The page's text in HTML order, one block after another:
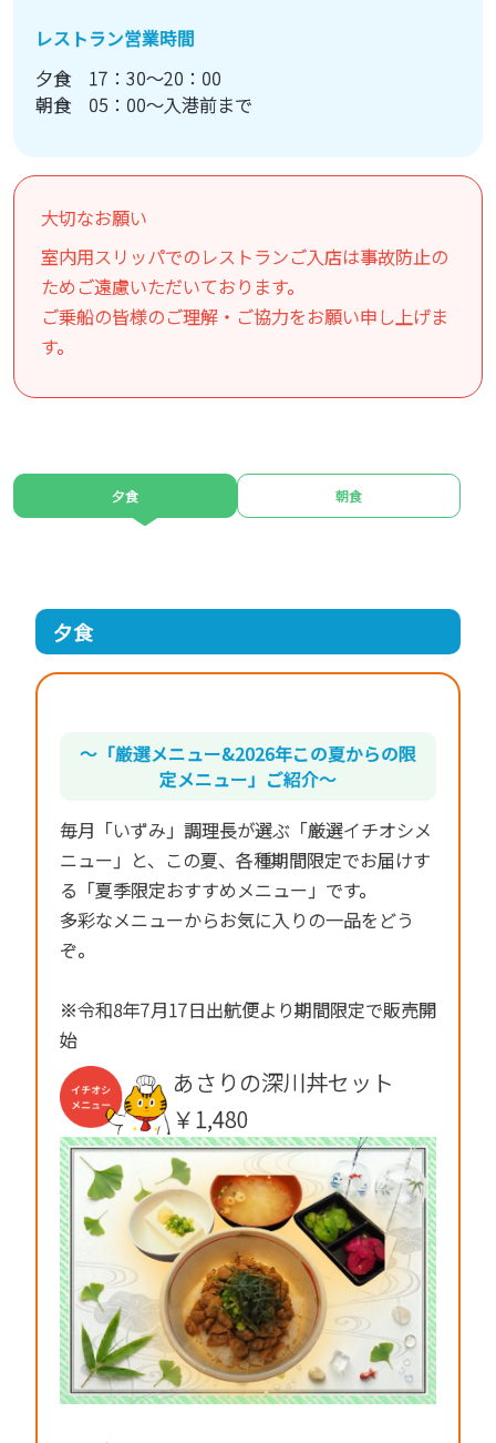
レストラン営業時間
夕食 17：30～20：00
朝食 05：00～入港前まで
大切なお願い
室内用スリッパでのレストランご入店は事故防止の
ためご遠慮いただいております。
ご乗船の皆様のご理解・ご協力をお願い申し上げま
す。
夕食 朝食
夕食
～「厳選メニュー&2026年この夏からの限
定メニュー」ご紹介～
毎月「いずみ」調理長が選ぶ「厳選イチオシメ
ニュー」と、この夏、各種期間限定でお届けす
る「夏季限定おすすめメニュー」です。
多彩なメニューからお気に入りの一品をどう
ぞ。
※令和8年7月17日出航便より期間限定で販売開
始
あさりの深川丼セット
￥1,480